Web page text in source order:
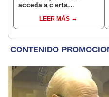
acceda a cierta
inmigrantes inscritos en
Medicaid
LEER MÁS